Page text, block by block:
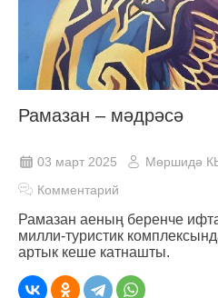
Рамазан – мәдрәсә
03 март 2025
Мөршидә
Комментарий
Рамазан аеның беренче
милли-туристик
артык кеше катнашты.